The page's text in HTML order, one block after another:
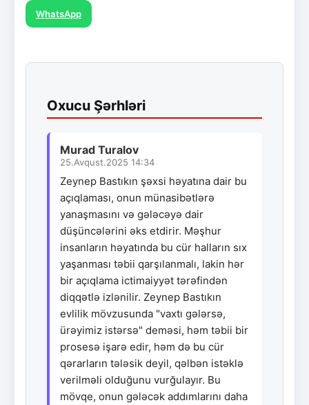
WhatsApp
Oxucu Şərhləri
Murad Turalov
25.Avqust.2025 14:34
Zeynep Bastıkın şəxsi həyatına dair bu
açıqlaması, onun münasibətlərə
yanaşmasını və gələcəyə dair
düşüncələrini əks etdirir. Məşhur
insanların həyatında bu cür halların sıx
yaşanması təbii qarşılanmalı, lakin hər
bir açıqlama ictimaiyyət tərəfindən
diqqətlə izlənilir. Zeynep Bastıkın
evlilik mövzusunda "vaxtı gələrsə,
ürəyimiz istərsə" deməsi, həm təbii bir
prosesə işarə edir, həm də bu cür
qərarların tələsik deyil, qəlbən istəklə
verilməli olduğunu vurğulayır. Bu
mövqe, onun gələcək addımlarını daha